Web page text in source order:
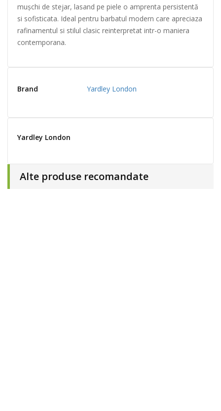
mușchi de stejar, lasand pe piele o amprenta persistentă
si sofisticata. Ideal pentru barbatul modern care apreciaza
rafinamentul si stilul clasic reinterpretat intr-o maniera
contemporana.
Brand Yardley London
Yardley London
Alte produse recomandate